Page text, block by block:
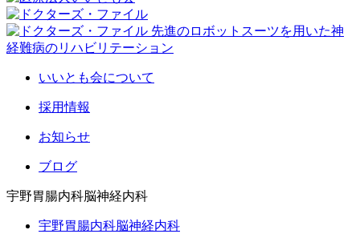
いいとも会について
採用情報
お知らせ
ブログ
宇野胃腸内科脳神経内科
宇野胃腸内科脳神経内科